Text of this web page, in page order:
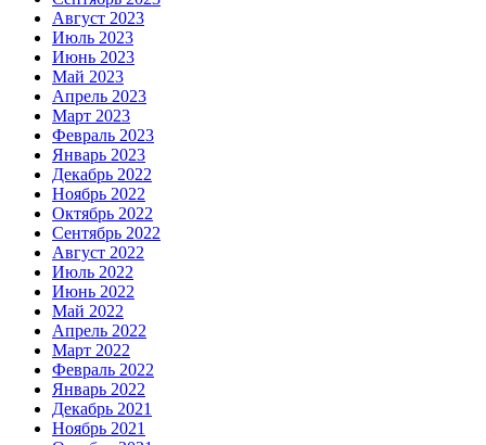
Август 2023
Июль 2023
Июнь 2023
Май 2023
Апрель 2023
Март 2023
Февраль 2023
Январь 2023
Декабрь 2022
Ноябрь 2022
Октябрь 2022
Сентябрь 2022
Август 2022
Июль 2022
Июнь 2022
Май 2022
Апрель 2022
Март 2022
Февраль 2022
Январь 2022
Декабрь 2021
Ноябрь 2021